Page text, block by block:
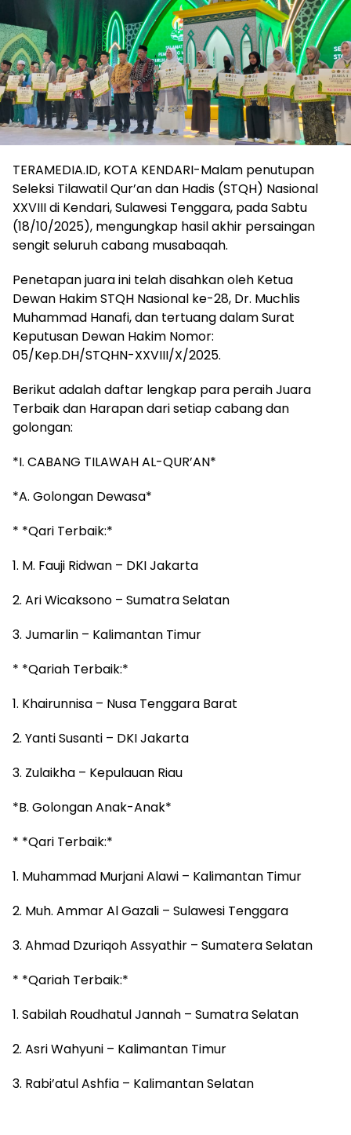
TERAMEDIA.ID, KOTA KENDARI-Malam penutupan
Seleksi Tilawatil Qur’an dan Hadis (STQH) Nasional
XXVIII di Kendari, Sulawesi Tenggara, pada Sabtu
(18/10/2025), mengungkap hasil akhir persaingan
sengit seluruh cabang musabaqah.
Penetapan juara ini telah disahkan oleh Ketua
Dewan Hakim STQH Nasional ke-28, Dr. Muchlis
Muhammad Hanafi, dan tertuang dalam Surat
Keputusan Dewan Hakim Nomor:
05/Kep.DH/STQHN-XXVIII/X/2025.
Berikut adalah daftar lengkap para peraih Juara
Terbaik dan Harapan dari setiap cabang dan
golongan:
*I. CABANG TILAWAH AL-QUR’AN*
*A. Golongan Dewasa*
* *Qari Terbaik:*
1. M. Fauji Ridwan – DKI Jakarta
2. Ari Wicaksono – Sumatra Selatan
3. Jumarlin – Kalimantan Timur
* *Qariah Terbaik:*
1. Khairunnisa – Nusa Tenggara Barat
2. Yanti Susanti – DKI Jakarta
3. Zulaikha – Kepulauan Riau
*B. Golongan Anak-Anak*
* *Qari Terbaik:*
1. Muhammad Murjani Alawi – Kalimantan Timur
2. Muh. Ammar Al Gazali – Sulawesi Tenggara
3. Ahmad Dzuriqoh Assyathir – Sumatera Selatan
* *Qariah Terbaik:*
1. Sabilah Roudhatul Jannah – Sumatra Selatan
2. Asri Wahyuni – Kalimantan Timur
3. Rabi’atul Ashfia – Kalimantan Selatan